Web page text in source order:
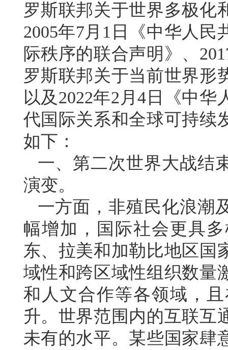
罗斯联邦关于世界多极化
2005年7月1日《中华人
际秩序的联合声明》、
罗斯联邦关于当前世界形
以及2022年2月4日《中
代国际关系和全球可持续
如下：
一、第二次世界大战结
演变。
一方面，非殖民化浪潮
幅增加，国际社会更具
东、拉美和加勒比地区国
域性和跨区域性组织数量
和人文合作等各领域，
升。世界范围内的互联互
未有的水平。某些国家肆